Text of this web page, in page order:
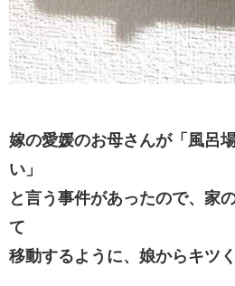
嫁の愛媛のお母さんが「風呂
い」
と言う事件があったので、家
て
移動するように、娘からキツ